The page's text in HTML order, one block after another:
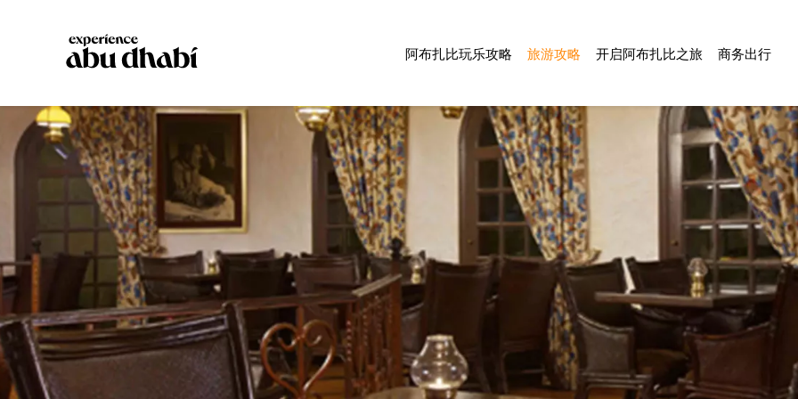
阿布扎比玩乐攻略 旅游攻略 开启阿布扎比之旅 商务出行